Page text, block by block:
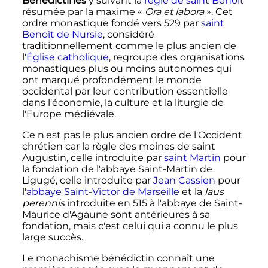
résumée par la maxime « Ora et labora ». Cet
ordre monastique fondé vers 529 par saint
Benoît de Nursie, considéré
traditionnellement comme le plus ancien de
l'Église catholique, regroupe des organisations
monastiques plus ou moins autonomes qui
ont marqué profondément le monde
occidental par leur contribution essentielle
dans l'économie, la culture et la liturgie de
l'Europe médiévale.
Ce n'est pas le plus ancien ordre de l'Occident
chrétien car la règle des moines de saint
Augustin, celle introduite par saint Martin pour
la fondation de l'abbaye Saint-Martin de
Ligugé, celle introduite par Jean Cassien pour
l'abbaye Saint-Victor de Marseille et la laus
perennisintroduite en 515 à l'abbaye de Saint-
Maurice d'Agaune sont antérieures à sa
fondation, mais c'est celui qui a connu le plus
large succès.
Le monachisme bénédictin connaît une